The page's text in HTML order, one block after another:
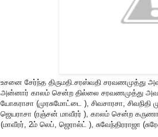
உசனை சேர்ந்த திருமதி.சரஸ்வதி சரவணமுத்து
அன்னார் காலம் சென்ற தில்லை சரவணமுத்து
யோகராசா (முரசுமோட்டை ), சிவசாரசா,
ஜெயராசா (ரஞ்சன் மாவீரர் ), காலம் சென்ற
(மாவீரர், 2ம் லெப், ஜெரால்ட் ), சுவேந்திரராஜா